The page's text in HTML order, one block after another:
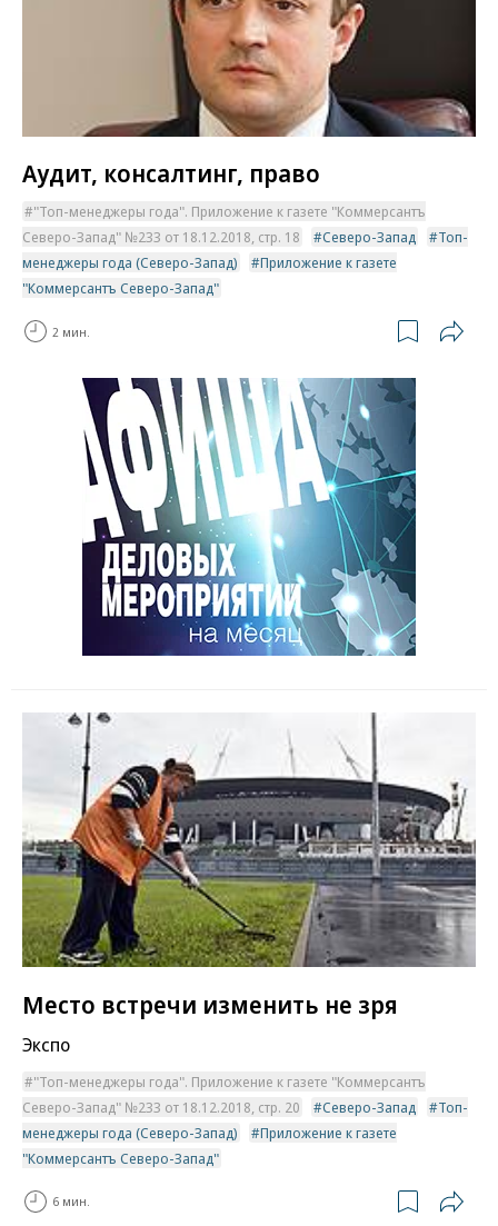
Аудит, консалтинг, право
"Топ-менеджеры года". Приложение к газете "Коммерсантъ
Северо-Запад" №233 от 18.12.2018, стр. 18
Северо-Запад
Топ-
менеджеры года (Северо-Запад)
Приложение к газете
"Коммерсантъ Северо-Запад"
2 мин.
Место встречи изменить не зря
Экспо
"Топ-менеджеры года". Приложение к газете "Коммерсантъ
Северо-Запад" №233 от 18.12.2018, стр. 20
Северо-Запад
Топ-
менеджеры года (Северо-Запад)
Приложение к газете
"Коммерсантъ Северо-Запад"
6 мин.